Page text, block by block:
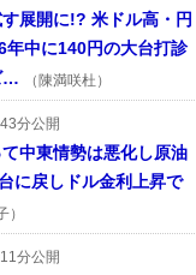
展開に!? 米ドル高・円
中に140円の大台打診
…
（陳満咲杜）
分公開
中東情勢は悪化し原油
に戻しドル金利上昇で
）
分公開